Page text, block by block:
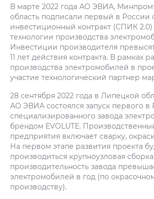
В марте 2022 года АО ЭВИА,
область подписали первый в России
инвестиционный контракт (СПИК
технологии производства
Инвестиции производителя
11 лет действия контракта. В рамках
производства электромобилей в
участие технологический партнер
28 сентября 2022 года в Липецкой
АО ЭВИА состоялся запуск первого в
специализированного завода
брендом EVOLUTE.
предприятия включает сварку,
На первом этапе развития проекта
производиться крупноузловая
производительность завода
электромобилей в год (по
производству).